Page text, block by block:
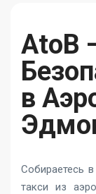
AtoB
в
Собираетесь
такси из